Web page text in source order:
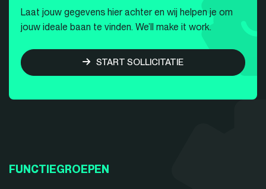
Laat jouw gegevens hier achter en wij helpen je om
jouw ideale baan te vinden. We’ll make it work.
START SOLLICITATIE
FUNCTIEGROEPEN